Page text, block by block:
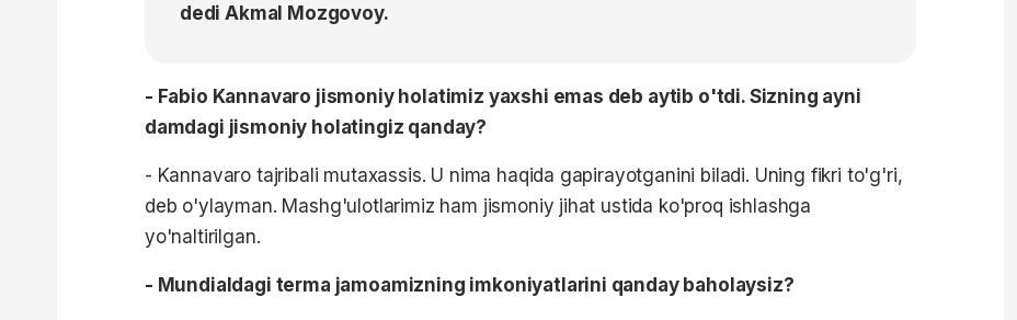
dedi Akmal Mozgovoy.
- Fabio Kannavaro jismoniy holatimiz yaxshi emas deb aytib o'tdi. Sizning ayni
damdagi jismoniy holatingiz qanday?
- Kannavaro tajribali mutaxassis. U nima haqida gapirayotganini biladi. Uning fikri to'g'ri,
deb o'ylayman. Mashg'ulotlarimiz ham jismoniy jihat ustida ko'proq ishlashga
yo'naltirilgan.
- Mundialdagi terma jamoamizning imkoniyatlarini qanday baholaysiz?